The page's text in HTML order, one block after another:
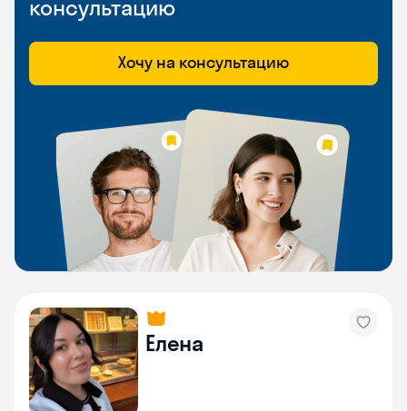
консультацию
Хочу на консультацию
Елена